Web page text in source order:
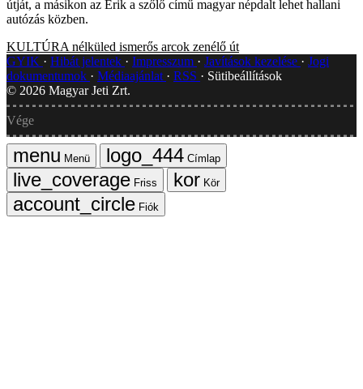
útját, a másikon az Érik a szőlő című magyar népdalt lehet hallani
autózás közben.
KULTÚRA nélküled ismerős arcok zenélő út
GYIK
Hibát jelentek Impresszum Javítások kezelése
Jogi
dokumentumok
Médiaajánlat RSS
Sütibeállítások
© 2026 Magyar Jeti Zrt.
Vége
Menü
Címlap
Friss
Kör
Fiók